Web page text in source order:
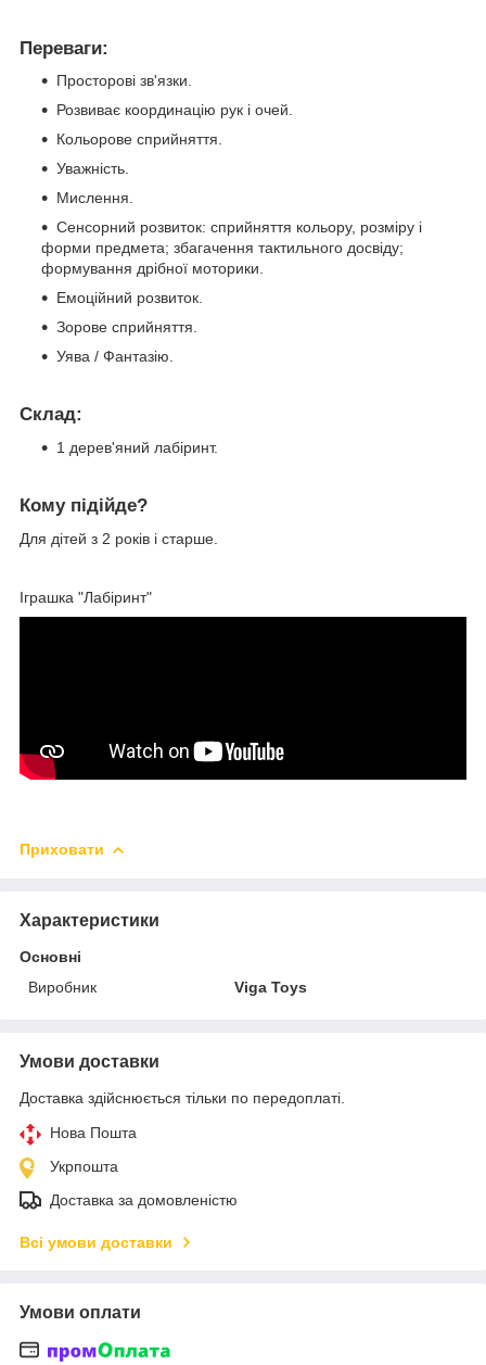
Переваги:
Просторові зв'язки.
Розвиває координацію рук і очей.
Кольорове сприйняття.
Уважність.
Мислення.
Сенсорний розвиток: сприйняття кольору, розміру і
форми предмета; збагачення тактильного досвіду;
формування дрібної моторики.
Емоційний розвиток.
Зорове сприйняття.
Уява / Фантазію.
Склад:
1 дерев'яний лабіринт.
Кому підійде?
Для дітей з 2 років і старше.
Іграшка "Лабіринт"
Приховати
Характеристики
Основні
Виробник
Viga Toys
Умови доставки
Доставка здійснюється тільки по передоплаті.
Нова Пошта
Укрпошта
Доставка за домовленістю
Всі умови доставки
Умови оплати